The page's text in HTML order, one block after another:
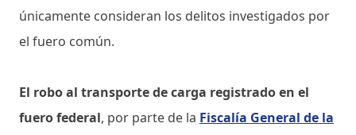
únicamente consideran los delitos investigados por
el fuero común.
El robo al transporte de carga registrado en el
fuero federal, por parte de la Fiscalía General de la